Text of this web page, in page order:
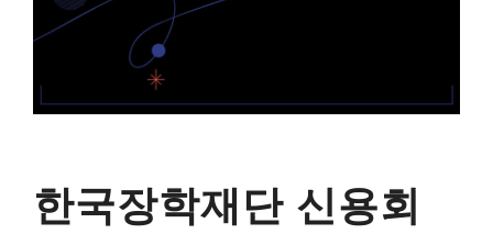
한국장학재단 신용회